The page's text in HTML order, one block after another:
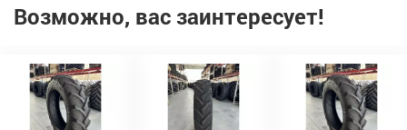
Возможно, вас заинтересует!